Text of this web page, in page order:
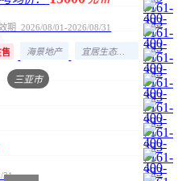
期 2026/08/01-2026/08/31
售 海景地产 宜居生态地产
三亚市
31